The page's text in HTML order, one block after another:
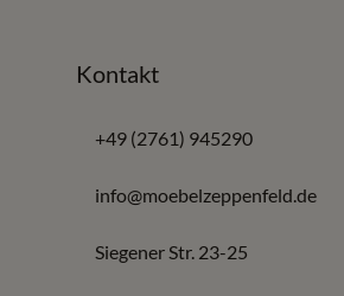
Kontakt
+49 (2761) 945290
info@moebelzeppenfeld.de
Siegener Str. 23-25